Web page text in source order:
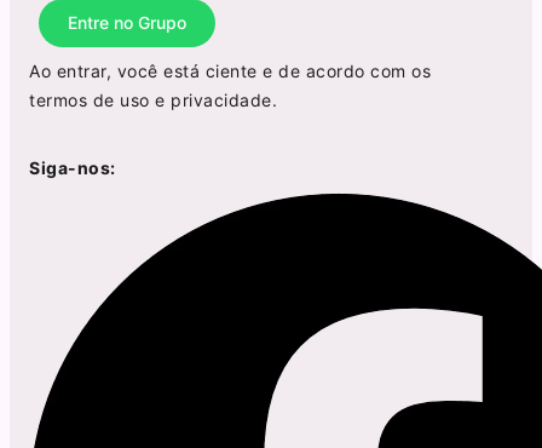
Entre no Grupo
Ao entrar, você está ciente e de acordo com os
termos de uso e privacidade.
Siga-nos: